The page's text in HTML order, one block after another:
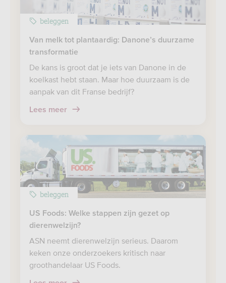
beleggen
Van melk tot plantaardig: Danone’s duurzame
transformatie
De kans is groot dat je iets van Danone in de
koelkast hebt staan. Maar hoe duurzaam is de
aanpak van dit Franse bedrijf?
Lees meer
beleggen
US Foods: Welke stappen zijn gezet op
dierenwelzijn?
ASN neemt dierenwelzijn serieus. Daarom
keken onze onderzoekers kritisch naar
groothandelaar US Foods.